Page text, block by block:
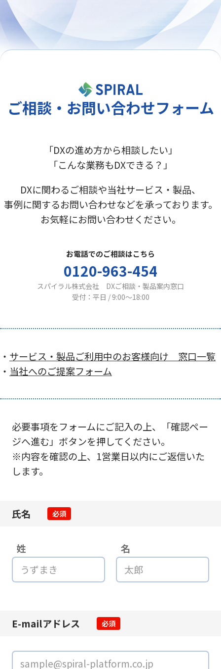
ご相談・お問い合わせフォーム
「DXの進め方から相談したい」
「こんな業務もDXできる？」
DXに関わるご相談や当社サービス・製品、
事例に関するお問い合わせなどを承っております。
お気軽にお問い合わせください。
お電話でのご相談はこちら
0120-963-454
スパイラル株式会社 DXご相談・製品案内窓口
受付：平日 / 9:00〜18:00
・ サービス・製品ご利用中のお客様向け 窓口一覧
・ 当社へのご提案フォーム
必要事項をフォームにご記入の上、「確認ペー
ジへ進む」ボタンを押してください。
※内容を確認の上、1営業日以内にご返信いた
します。
氏名 必須
姓 名
E-mailアドレス 必須